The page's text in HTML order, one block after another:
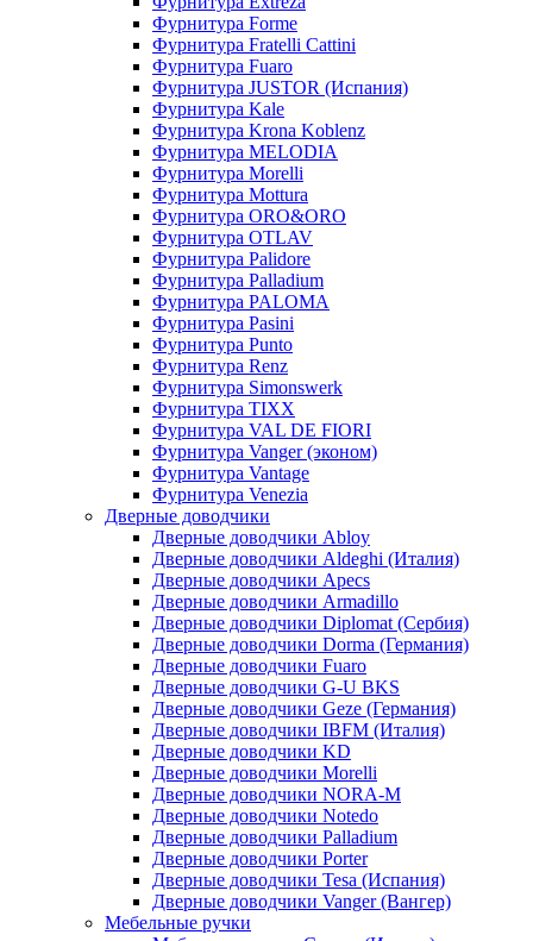
Фурнитура Forme
Фурнитура Fratelli Cattini
Фурнитура Fuaro
Фурнитура JUSTOR (Испания)
Фурнитура Kale
Фурнитура Krona Koblenz
Фурнитура MELODIA
Фурнитура Morelli
Фурнитура Mottura
Фурнитура ORO&ORO
Фурнитура OTLAV
Фурнитура Palidore
Фурнитура Palladium
Фурнитура PALOMA
Фурнитура Pasini
Фурнитура Punto
Фурнитура Renz
Фурнитура Simonswerk
Фурнитура TIXX
Фурнитура VAL DE FIORI
Фурнитура Vanger (эконом)
Фурнитура Vantage
Фурнитура Venezia
Дверные доводчики
Дверные доводчики Abloy
Дверные доводчики Aldeghi (Италия)
Дверные доводчики Apecs
Дверные доводчики Armadillo
Дверные доводчики Diplomat (Сербия)
Дверные доводчики Dorma (Германия)
Дверные доводчики Fuaro
Дверные доводчики G-U BKS
Дверные доводчики Geze (Германия)
Дверные доводчики IBFM (Италия)
Дверные доводчики KD
Дверные доводчики Morelli
Дверные доводчики NORA-M
Дверные доводчики Notedo
Дверные доводчики Palladium
Дверные доводчики Porter
Дверные доводчики Tesa (Испания)
Дверные доводчики Vanger (Вангер)
Мебельные ручки